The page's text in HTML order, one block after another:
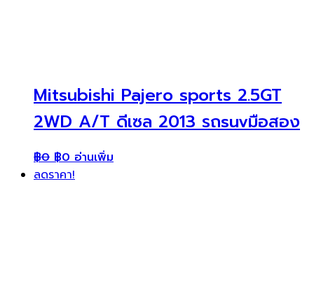
Mitsubishi Pajero sports 2.5GT
2WD A/T ดีเซล 2013 รถsuvมือสอง
฿0 ฿0 อ่านเพิ่ม
ลดราคา!